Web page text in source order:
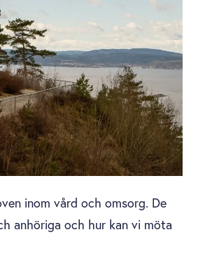
inom vård och omsorg. De
anhöriga och hur kan vi möta